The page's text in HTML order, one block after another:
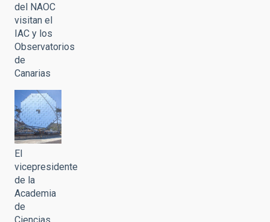
del NAOC
visitan el
IAC y los
Observatorios
de
Canarias
El
vicepresidente
de la
Academia
de
Ciencias